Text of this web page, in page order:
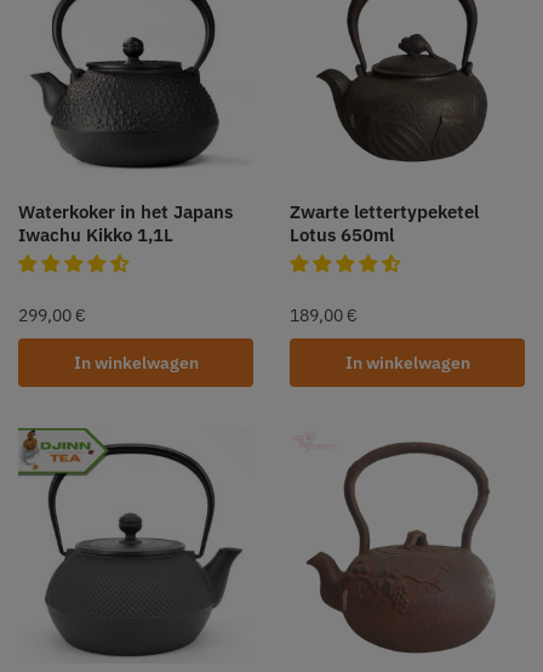
Waterkoker in het Japans
Iwachu Kikko 1,1L
299,00 €
In winkelwagen
Zwarte lettertypeketel
Lotus 650ml
189,00 €
In winkelwagen